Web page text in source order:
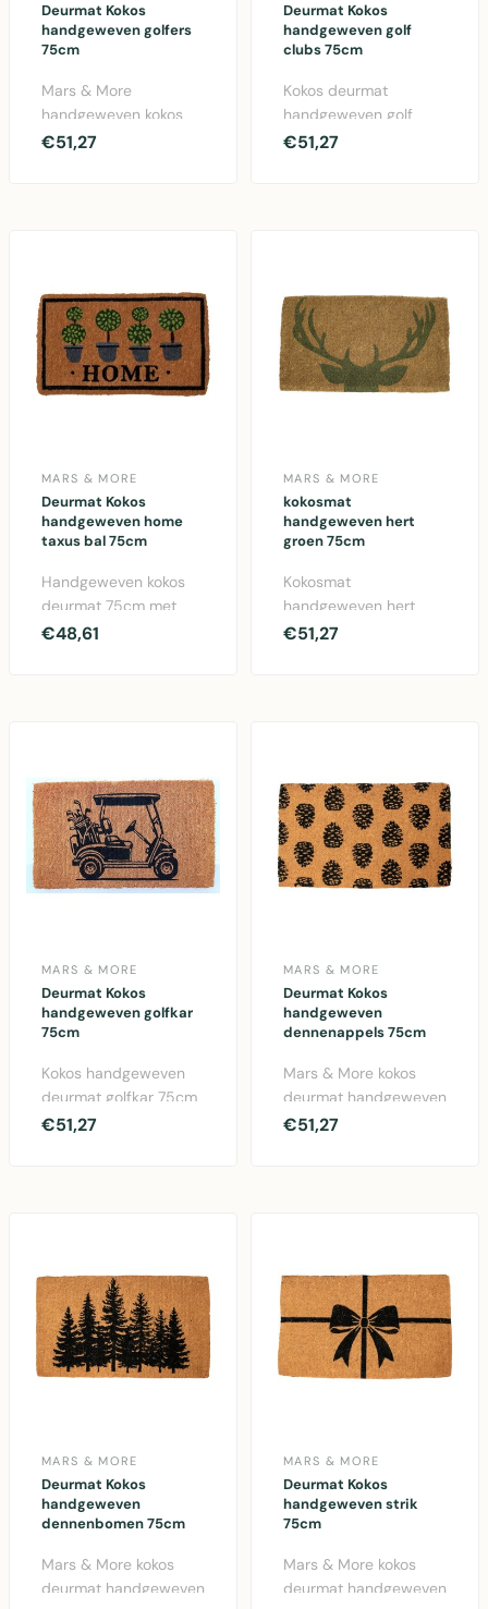
Deurmat Kokos
handgeweven golfers
75cm
Mars & More
handgeweven kokos
deurmat met
€51,27
Deurmat Kokos
handgeweven golf
clubs 75cm
Kokos deurmat
handgeweven golf
clubs design 75cm.
€51,27
MARS & MORE
Deurmat Kokos
handgeweven home
taxus bal 75cm
Handgeweven kokos
deurmat 75cm met
decoratief taxus bal
€48,61
MARS & MORE
kokosmat
handgeweven hert
groen 75cm
Kokosmat
handgeweven hert
groen 75cm van Mars
€51,27
MARS & MORE
Deurmat Kokos
handgeweven golfkar
75cm
Kokos handgeweven
deurmat golfkar 75cm
van Mars & More.
€51,27
MARS & MORE
Deurmat Kokos
handgeweven
dennenappels 75cm
Mars & More kokos
deurmat handgeweven
dennenappels
€51,27
MARS & MORE
Deurmat Kokos
handgeweven
dennenbomen 75cm
Mars & More kokos
deurmat handgeweven
MARS & MORE
Deurmat Kokos
handgeweven strik
75cm
Mars & More kokos
deurmat handgeweven